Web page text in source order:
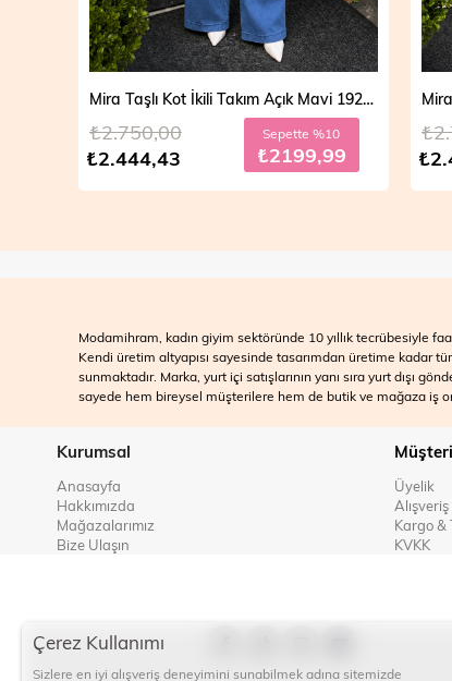
Mira Taşlı Kot İkili Takım Açık Mavi 19286
₺2.444,43
₺2.750,00 Sepette %10
₺2199,99
Modamihram, kadın giyim sektöründe 10 yıllık tecrübesiyle
Kendi üretim altyapısı sayesinde tasarımdan üretime kadar
sunmaktadır. Marka, yurt içi satışlarının yanı sıra yurt dışı
sayede hem bireysel müşterilere hem de butik ve mağaza iş
Kurumsal
Anasayfa
Hakkımızda
Mağazalarımız
Bize Ulaşın
Üyelik
Alışveriş
Kargo &
KVKK
Çerez Kullanımı
Sizlere en iyi alışveriş deneyimini sunabilmek adına sitemizde